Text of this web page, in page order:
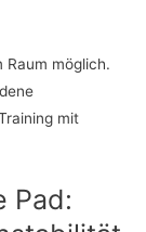
Raum möglich.
mit
Pad: